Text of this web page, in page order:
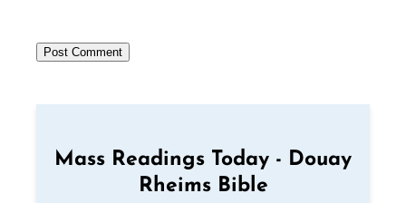
Mass Readings Today - Douay
Rheims Bible